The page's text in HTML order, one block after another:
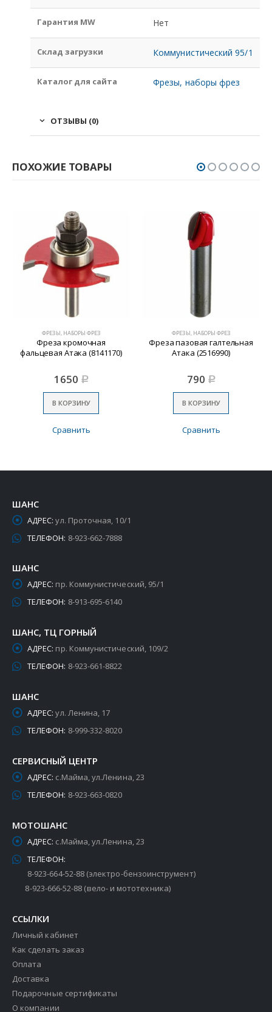
Гарантия MW Нет
Склад загрузки Коммунистический 95/1
Каталог для сайта Фрезы, наборы фрез
ОТЗЫВЫ (0)
ПОХОЖИЕ ТОВАРЫ
ФРЕЗЫ, НАБОРЫ ФРЕЗ
Фреза кромочная
фальцевая Атака (8141170)
1650 Р
В КОРЗИНУ
Сравнить
ФРЕЗЫ, НАБОРЫ ФРЕЗ
Фреза пазовая галтельная
Атака (2516990)
790 Р
В КОРЗИНУ
Сравнить
ШАНС
АДРЕС: ул. Проточная, 10/1
ТЕЛЕФОН: 8-923-662-7888
ШАНС
АДРЕС: пр. Коммунистический, 95/1
ТЕЛЕФОН: 8-913-695-6140
ШАНС, ТЦ ГОРНЫЙ
АДРЕС: пр. Коммунистический, 109/2
ТЕЛЕФОН: 8-923-661-8822
ШАНС
АДРЕС: ул. Ленина, 17
ТЕЛЕФОН: 8-999-332-8020
СЕРВИСНЫЙ ЦЕНТР
АДРЕС: с.Майма, ул.Ленина, 23
ТЕЛЕФОН: 8-923-663-0820
МОТОШАНС
АДРЕС: с.Майма, ул.Ленина, 23
ТЕЛЕФОН:
8-923-664-52-88 (электро-бензоинструмент)
8-923-666-52-88 (вело- и мототехника)
ССЫЛКИ
Личный кабинет
Как сделать заказ
Оплата
Доставка
Подарочные сертификаты
О компании